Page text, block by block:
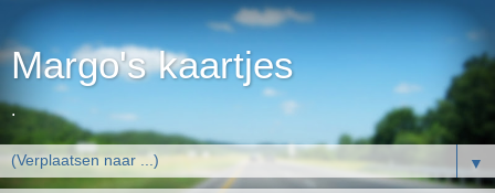
Margo's kaartjes
.
▼